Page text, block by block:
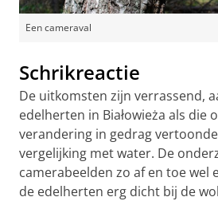
Een cameraval
Schrikreactie
De uitkomsten zijn verrassend,
edelherten in Białowieża als die
verandering in gedrag
vergelijking met water. De
camerabeelden zo af en toe wel
de edelherten erg dicht bij de